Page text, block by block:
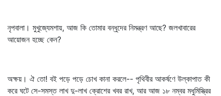
নৃপবালা। মুখুজ্যেমশায়, আজ কি তোমার বন্ধুদের নিমন্ত্রণ আছে? জলখাবারের
আয়োজন হচ্ছে কেন?
অক্ষয়। ঐ তো! বই পড়ে পড়ে চোখ কানা করলে-- পৃথিবীর আকর্ষণে উল্কাপাত কী
করে ঘটে সে-সমস্ত লাখ দু-লাখ ক্রোশের খবর রাখ, আর আজ ১৮ নম্বর মধুমিস্ত্রির